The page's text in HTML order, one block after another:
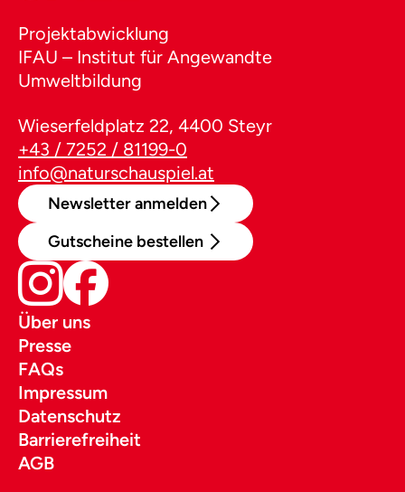
Projektabwicklung
IFAU – Institut für Angewandte
Umweltbildung
Wieserfeldplatz 22, 4400 Steyr
+43 / 7252 / 81199-0
info@naturschauspiel.at
Newsletter anmelden
Gutscheine bestellen
Über uns
Presse
FAQs
Impressum
Datenschutz
Barrierefreiheit
AGB